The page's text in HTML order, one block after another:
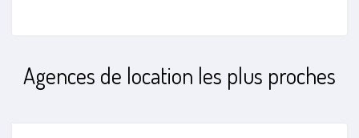
Agences de location les plus proches